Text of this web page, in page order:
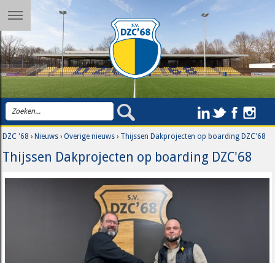
DZC '68 ›Nieuws ›Overige nieuws › Thijssen Dakprojecten op boarding DZC'68
Thijssen Dakprojecten op boarding DZC'68